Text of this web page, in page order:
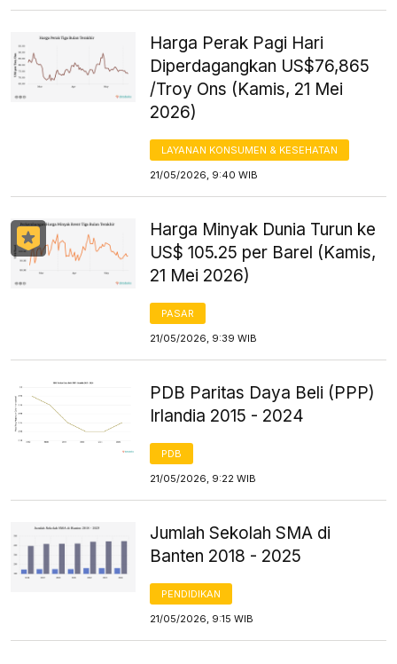
Harga Perak Pagi Hari
Diperdagangkan US$76,865
/Troy Ons (Kamis, 21 Mei
2026)
LAYANAN KONSUMEN & KESEHATAN
21/05/2026, 9:40 WIB
Harga Minyak Dunia Turun ke
US$ 105.25 per Barel (Kamis,
21 Mei 2026)
PASAR
21/05/2026, 9:39 WIB
PDB Paritas Daya Beli (PPP)
Irlandia 2015 - 2024
PDB
21/05/2026, 9:22 WIB
Jumlah Sekolah SMA di
Banten 2018 - 2025
PENDIDIKAN
21/05/2026, 9:15 WIB